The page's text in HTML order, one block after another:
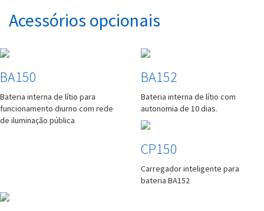
Acessórios opcionais
BA150
Bateria interna de lítio para
funcionamento diurno com rede
de iluminação pública
BA152
Bateria interna de lítio com
autonomia de 10 dias.
CP150
Carregador inteligente para
bateria BA152